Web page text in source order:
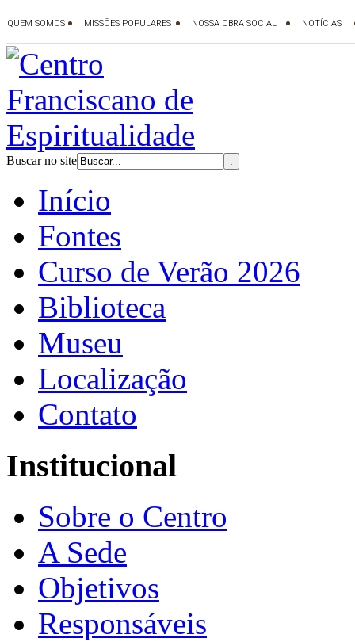
Buscar no site
Início
Fontes
Curso de Verão 2026
Biblioteca
Museu
Localização
Contato
Institucional
Sobre o Centro
A Sede
Objetivos
Responsáveis